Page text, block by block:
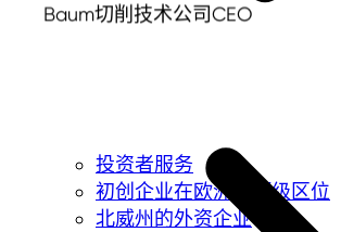
投资者服务
初创企业在欧洲的顶级区位
北威州的外资企业
Baum切削技术公司CEO